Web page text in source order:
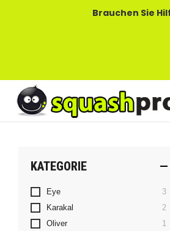
Brauchen Sie Hilfe?
KATEGORIE
Eye 3
Karakal
2
Oliver
1